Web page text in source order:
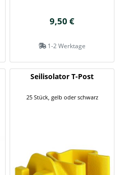
9,50 €
1-2 Werktage
Seilisolator T-Post
25 Stück, gelb oder schwarz